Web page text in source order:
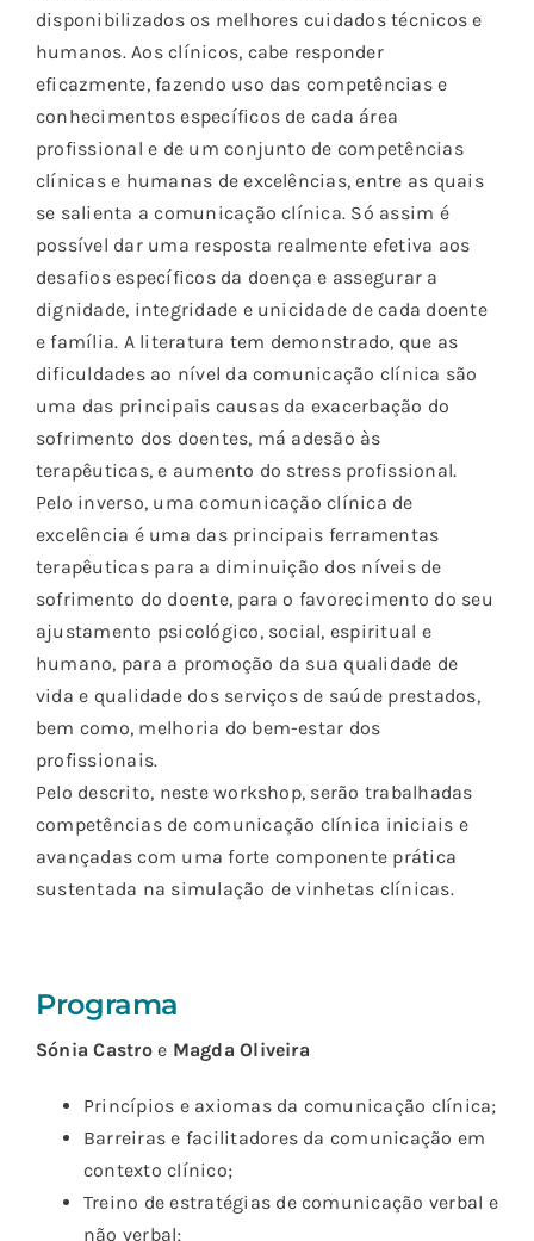
disponibilizados os melhores cuidados técnicos e
humanos. Aos clínicos, cabe responder
eficazmente, fazendo uso das competências e
conhecimentos específicos de cada área
profissional e de um conjunto de competências
clínicas e humanas de excelências, entre as quais
se salienta a comunicação clínica. Só assim é
possível dar uma resposta realmente efetiva aos
desafios específicos da doença e assegurar a
dignidade, integridade e unicidade de cada doente
e família. A literatura tem demonstrado, que as
dificuldades ao nível da comunicação clínica são
uma das principais causas da exacerbação do
sofrimento dos doentes, má adesão às
terapêuticas, e aumento do stress profissional.
Pelo inverso, uma comunicação clínica de
excelência é uma das principais ferramentas
terapêuticas para a diminuição dos níveis de
sofrimento do doente, para o favorecimento do seu
ajustamento psicológico, social, espiritual e
humano, para a promoção da sua qualidade de
vida e qualidade dos serviços de saúde prestados,
bem como, melhoria do bem-estar dos
profissionais.
Pelo descrito, neste workshop, serão trabalhadas
competências de comunicação clínica iniciais e
avançadas com uma forte componente prática
sustentada na simulação de vinhetas clínicas.
Programa
Sónia Castroe Magda Oliveira
Princípios e axiomas da comunicação clínica;
Barreiras e facilitadores da comunicação em
contexto clínico;
Treino de estratégias de comunicação verbal e
não verbal;